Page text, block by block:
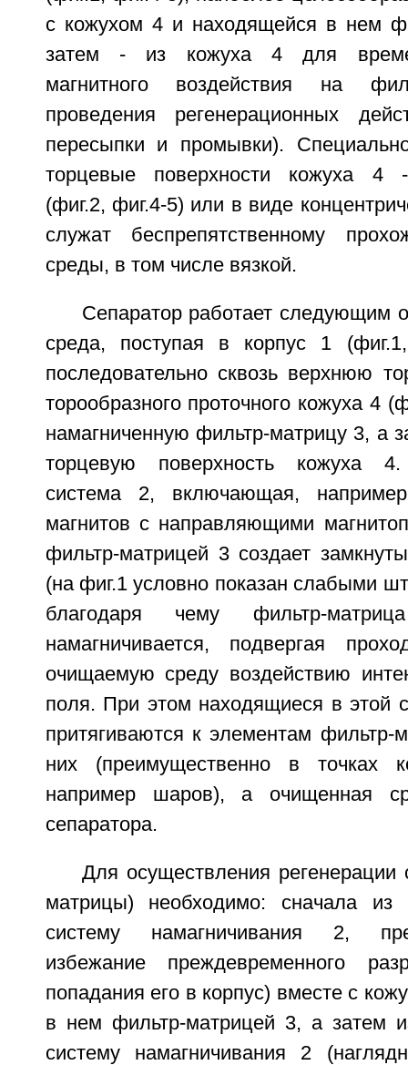
с кожухом 4 и находящейся в нем
затем - из кожуха 4 для
магнитного воздействия на
проведения регенерационных
пересыпки и промывки).
торцевые поверхности кожуха 4
(фиг.2, фиг.4-5) или в виде
служат беспрепятственному
среды, в том числе вязкой.
Сепаратор работает следующим
среда, поступая в корпус 1
последовательно сквозь верхнюю
торообразного проточного кожуха 4
намагниченную фильтр-матрицу 3, а
торцевую поверхность кожуха
система 2, включающая,
магнитов с направляющими
фильтр-матрицей 3 создает
(на фиг.1 условно показан слабыми
благодаря чему фильтр-
намагничивается, подвергая
очищаемую среду воздействию
поля. При этом находящиеся в этой
притягиваются к элементам
них (преимущественно в точках
например шаров), а очищенная
сепаратора.
Для осуществления регенерации
матрицы) необходимо: сначала из
систему намагничивания 2,
избежание преждевременного
попадания его в корпус) вместе с
в нем фильтр-матрицей 3, а затем
систему намагничивания 2